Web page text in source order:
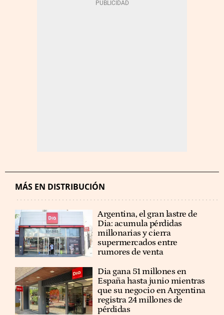
MÁS EN DISTRIBUCIÓN
Argentina, el gran lastre de
Dia: acumula pérdidas
millonarias y cierra
supermercados entre
rumores de venta
Dia gana 51 millones en
España hasta junio mientras
que su negocio en Argentina
registra 24 millones de
pérdidas